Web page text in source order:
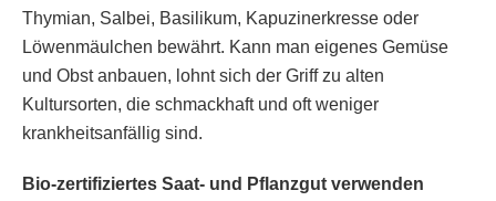
Thymian, Salbei, Basilikum, Kapuzinerkresse oder
Löwenmäulchen bewährt. Kann man eigenes Gemüse
und Obst anbauen, lohnt sich der Griff zu alten
Kultursorten, die schmackhaft und oft weniger
krankheitsanfällig sind.
Bio-zertifiziertes Saat- und Pflanzgut verwenden